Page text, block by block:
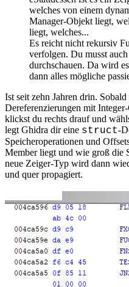
welches von einem
Manager-Objekt liegt,
liegt, welches...
Es reicht nicht rekursiv
verfolgen. Du musst
durchschauen. Da wird
dann alles mögliche
Ist seit zehn Jahren drin.
Dereferenzierungen mit
klickst du rechts drauf und
legt Ghidra dir eine struct-
Speicheroperationen und
Member liegt und wie groß die
neue Zeiger-Typ wird dann
und quer propagiert.